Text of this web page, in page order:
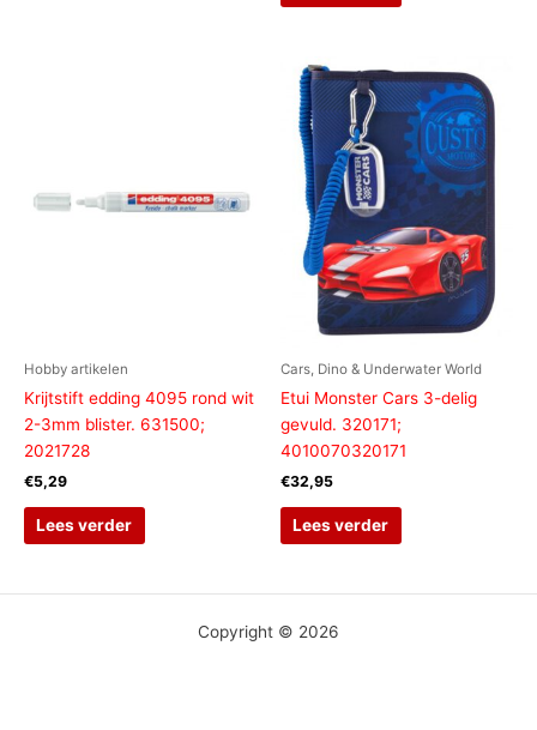
Hobby artikelen
Krijtstift edding 4095 rond wit
2-3mm blister. 631500;
2021728
€5,29
Lees verder
Cars, Dino & Underwater World
Etui Monster Cars 3-delig
gevuld. 320171;
4010070320171
€32,95
Lees verder
Copyright © 2026